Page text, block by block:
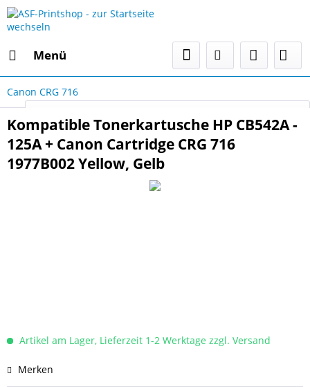
Menü
Select Language
Canon CRG 716
Kompatible Tonerkartusche HP CB542A -
125A + Canon Cartridge CRG 716
1977B002 Yellow, Gelb
Artikel am Lager, Lieferzeit 1-2 Werktage zzgl. Versand
Merken